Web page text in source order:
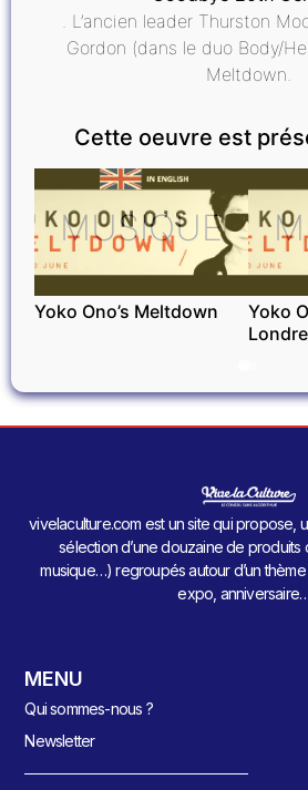
. L’ancien leader Thurston
Gordon (dans le duo Body/
Meltdown.
Cette oeuvre est
MUSIQUE
Yoko Ono’s Meltdown
Yoko
vivelaculture.com est un site qui propose,
sélection d’une douzaine de produits
musique…) regroupés autour d’un thème
expo,
MENU
Qui sommes-nous ?
Newsletter